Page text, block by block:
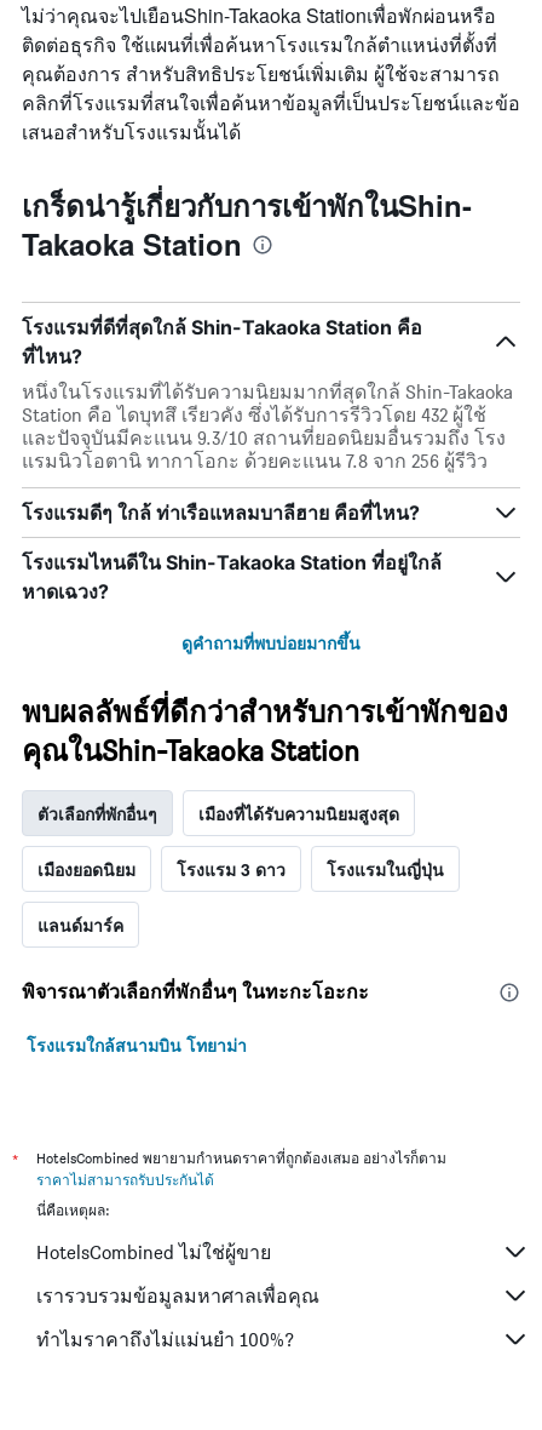
ไม่ว่าคุณจะไปเยือนShin-Takaoka Stationเพื่อพักผ่อนหรือ
ติดต่อธุรกิจ ใช้แผนที่เพื่อค้นหาโรงแรมใกล้ตำแหน่งที่ตั้งที่
คุณต้องการ สำหรับสิทธิประโยชน์เพิ่มเติม ผู้ใช้จะสามารถ
คลิกที่โรงแรมที่สนใจเพื่อค้นหาข้อมูลที่เป็นประโยชน์และข้อ
เสนอสำหรับโรงแรมนั้นได้
เกร็ดน่ารู้เกี่ยวกับการเข้าพักในShin-
Takaoka Station
โรงแรมที่ดีที่สุดใกล้ Shin-Takaoka Station คือ
ที่ไหน?
หนึ่งในโรงแรมที่ได้รับความนิยมมากที่สุดใกล้ Shin-Takaoka
Station คือ ไดบุทสึ เรียวคัง ซึ่งได้รับการรีวิวโดย 432 ผู้ใช้
และปัจจุบันมีคะแนน 9.3/10 สถานที่ยอดนิยมอื่นรวมถึง โรง
แรมนิวโอตานิ ทากาโอกะ ด้วยคะแนน 7.8 จาก 256 ผู้รีวิว
โรงแรมดีๆ ใกล้ ท่าเรือแหลมบาลีฮาย คือที่ไหน?
โรงแรมไหนดีใน Shin-Takaoka Station ที่อยู่ใกล้
หาดเฉวง?
ดูคำถามที่พบบ่อยมากขึ้น
พบผลลัพธ์ที่ดีกว่าสำหรับการเข้าพักของ
คุณในShin-Takaoka Station
ตัวเลือกที่พักอื่นๆ เมืองที่ได้รับความนิยมสูงสุด
เมืองยอดนิยม โรงแรม 3 ดาว โรงแรมในญี่ปุ่น
แลนด์มาร์ค
พิจารณาตัวเลือกที่พักอื่นๆ ในทะกะโอะกะ
โรงแรมใกล้สนามบิน โทยาม่า
*
HotelsCombined พยายามกำหนดราคาที่ถูกต้องเสมอ อย่างไรก็ตาม
ราคาไม่สามารถรับประกันได้
นี่คือเหตุผล:
HotelsCombined ไม่ใช่ผู้ขาย
เรารวบรวมข้อมูลมหาศาลเพื่อคุณ
ทำไมราคาถึงไม่แม่นยำ 100%?